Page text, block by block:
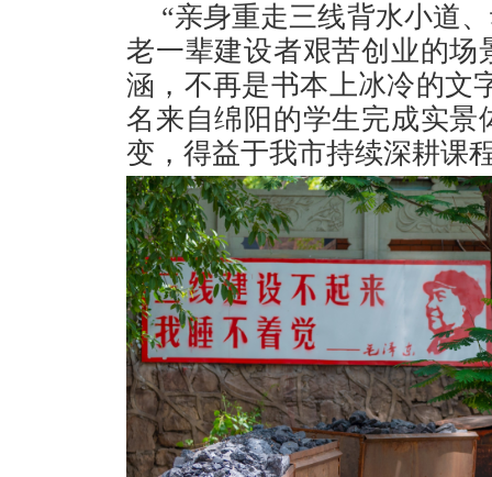
“亲身重走三线背水小道
老一辈建设者艰苦创业的
涵，不再是书本上冰冷的文
名来自绵阳的学生完成实
变，得益于我市持续深耕课